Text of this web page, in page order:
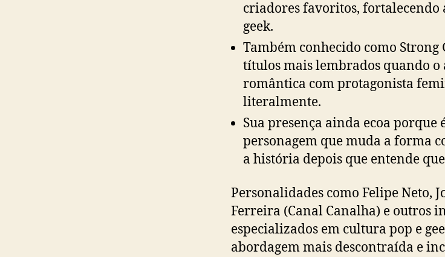
criadores favoritos, fortalecendo
geek.
Também conhecido como Strong
títulos mais lembrados quando o
romântica com protagonista
literalmente.
Sua presença ainda ecoa porque
personagem que muda a forma
a história depois que entende
Personalidades como Felipe Neto,
Ferreira (Canal Canalha) e outros
especializados em cultura pop e
abordagem mais descontraída e